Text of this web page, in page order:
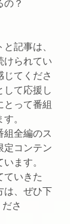
の？
記事は、
けられてい
じてくださ
して応援し
とって番組
。
全編のス
定コンテン
ます。
いきた
は、ぜひ下
さ